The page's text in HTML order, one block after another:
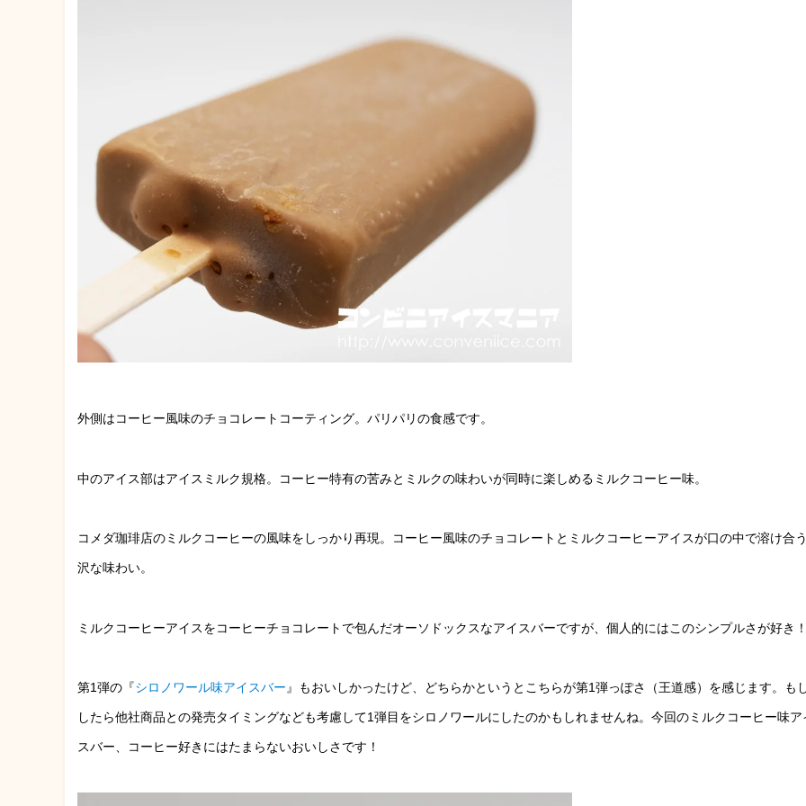
外側はコーヒー風味のチョコレートコーティング。パリパリの食感です。
中のアイス部はアイスミルク規格。コーヒー特有の苦みとミルクの味わいが同時に楽しめるミルクコーヒー味。
コメダ珈琲店のミルクコーヒーの風味をしっかり再現。コーヒー風味のチョコレートとミルクコーヒーアイスが口の中で溶け合
沢な味わい。
ミルクコーヒーアイスをコーヒーチョコレートで包んだオーソドックスなアイスバーですが、個人的にはこのシンプルさが好き！
第1弾の『シロノワール味アイスバー』もおいしかったけど、どちらかというとこちらが第1弾っぽさ（王道感）を感じます。も
したら他社商品との発売タイミングなども考慮して1弾目をシロノワールにしたのかもしれませんね。今回のミルクコーヒー味ア
スバー、コーヒー好きにはたまらないおいしさです！